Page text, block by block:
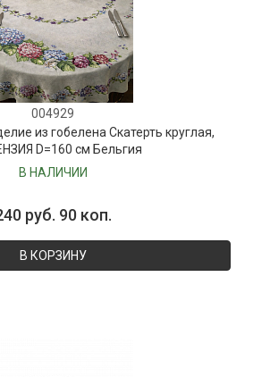
004929
из гобелена Скатерть круглая,
D=160 см Бельгия
В НАЛИЧИИ
руб. 90 коп.
В КОРЗИНУ